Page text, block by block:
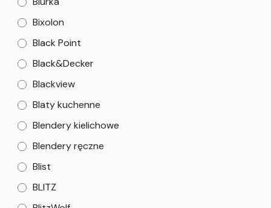
Bixolon
Black Point
Black&Decker
Blackview
Blaty kuchenne
Blendery kielichowe
Blendery ręczne
Blist
BLITZ